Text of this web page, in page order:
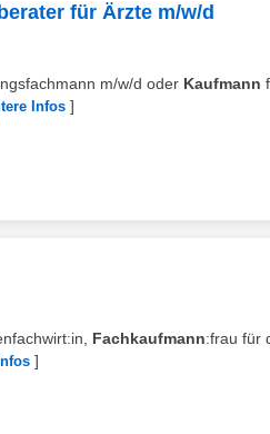
für Ärzte m/w/d
m/w/d oder Kaufmann
Infos ]
Fachkaufmann:frau für
]